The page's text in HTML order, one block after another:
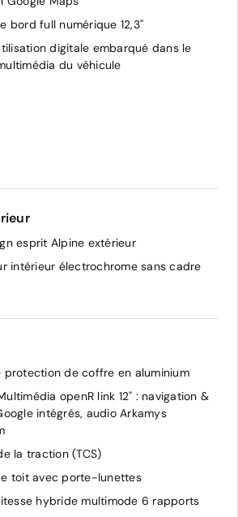
bord full numérique 12,3''
digitale embarqué dans le
du véhicule
esprit Alpine extérieur
intérieur électrochrome sans cadre
protection de coffre en aluminium
openR link 12" : navigation &
intégrés, audio Arkamys
la traction (TCS)
toit avec porte-lunettes
hybride multimode 6 rapports